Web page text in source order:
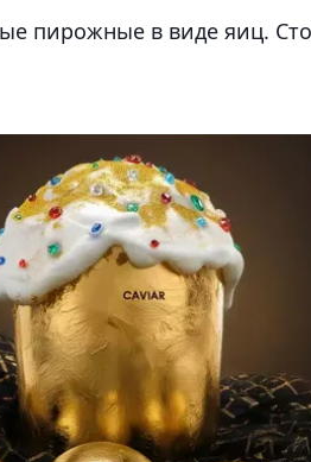
пирожные в виде яиц.